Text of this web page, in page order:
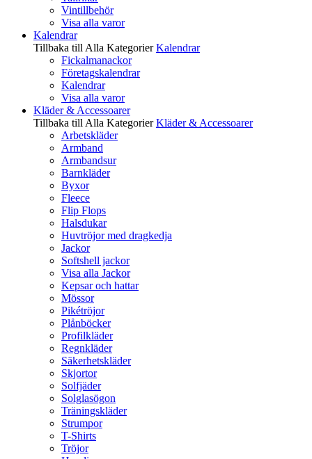
Vintillbehör
Visa alla varor
Kalendrar
Tillbaka till Alla Kategorier Kalendrar
Fickalmanackor
Företagskalendrar
Kalendrar
Visa alla varor
Kläder & Accessoarer
Tillbaka till Alla Kategorier Kläder & Accessoarer
Arbetskläder
Armband
Armbandsur
Barnkläder
Byxor
Fleece
Flip Flops
Halsdukar
Huvtröjor med dragkedja
Jackor
Softshell jackor
Visa alla Jackor
Kepsar och hattar
Mössor
Pikétröjor
Plånböcker
Profilkläder
Regnkläder
Säkerhetskläder
Skjortor
Solfjäder
Solglasögon
Träningskläder
Strumpor
T-Shirts
Tröjor